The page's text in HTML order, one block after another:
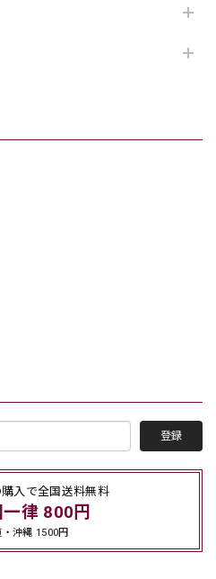
登録
入で全国送料無料
律 800円
・沖縄 1500円